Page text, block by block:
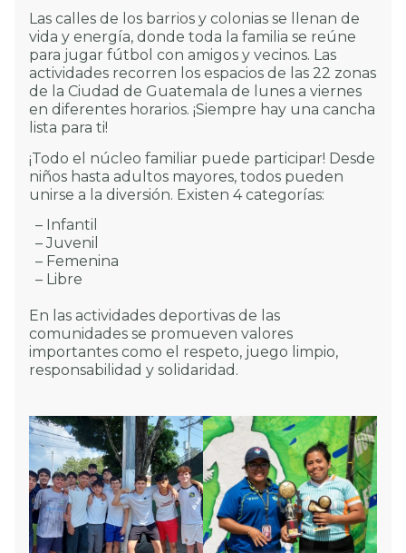
Las calles de los barrios y colonias se llenan de
vida y energía, donde toda la familia se reúne
para jugar fútbol con amigos y vecinos. Las
actividades recorren los espacios de las 22 zonas
de la Ciudad de Guatemala de lunes a viernes
en diferentes horarios. ¡Siempre hay una cancha
lista para ti!
¡Todo el núcleo familiar puede participar! Desde
niños hasta adultos mayores, todos pueden
unirse a la diversión. Existen 4 categorías:
– Infantil
– Juvenil
– Femenina
– Libre
En las actividades deportivas de las
comunidades se promueven valores
importantes como el respeto, juego limpio,
responsabilidad y solidaridad.